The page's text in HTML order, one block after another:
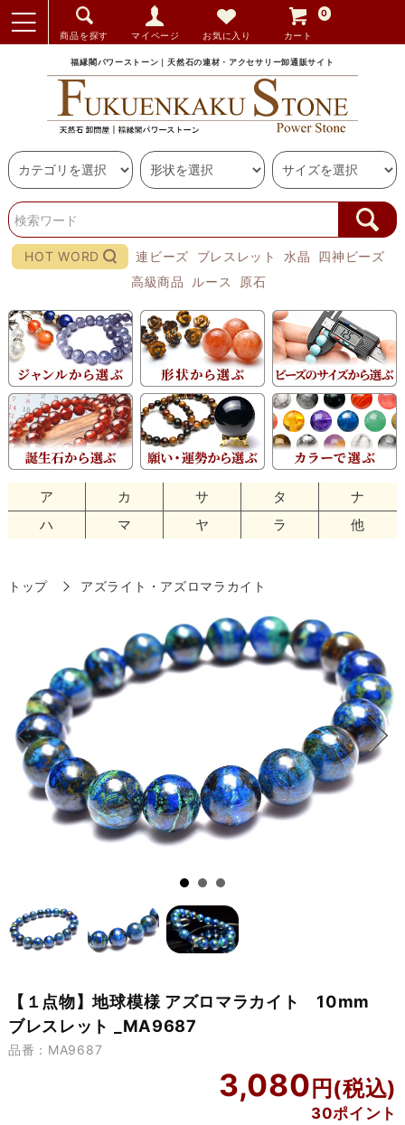
商品を探す マイページ お気に入り カート
0
福縁閣パワーストーン｜天然石の連材・アクセサリー卸通販サイト
HOT WORD 連ビーズ ブレスレット 水晶
四神ビーズ
高級商品
ルース 原石
ア カ サ タ
ナ
ハ
マ ヤ ラ 他
トップ アズライト・アズロマラカイト
【１点物】地球模様 アズロマラカイト 10mm
ブレスレット _MA9687
品番：MA9687
3,080
30ポイント